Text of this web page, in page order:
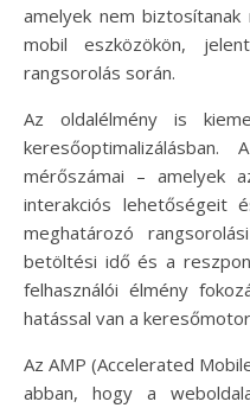
amelyek nem
mobil eszközökön,
rangsorolás során.
Az oldalélmény is
mérőszámai – amelyek
interakciós lehetőségeit
meghatározó
betöltési idő és a
felhasználói élmény
hatással van a
Az AMP (Accelerated
abban, hogy a